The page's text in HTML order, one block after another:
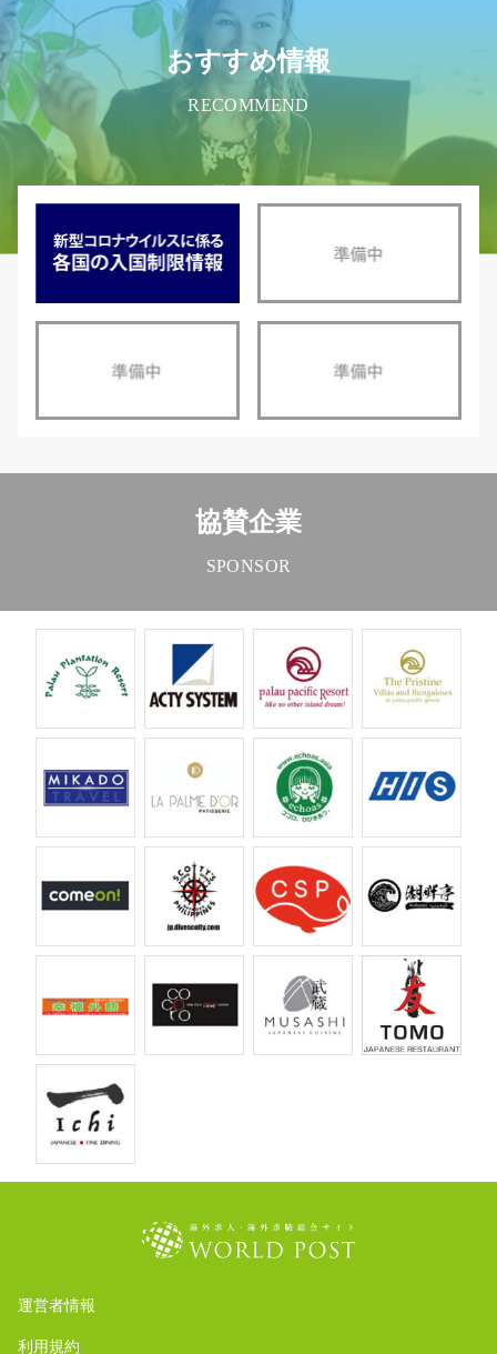
おすすめ情報
RECOMMEND
協賛企業
SPONSOR
運営者情報
利用規約